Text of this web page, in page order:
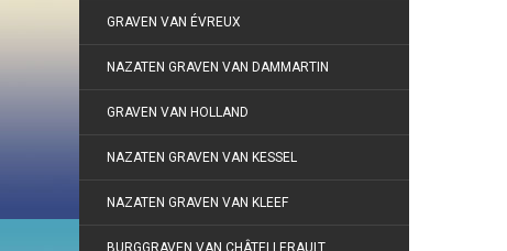
GRAVEN VAN ÉVREUX
NAZATEN GRAVEN VAN DAMMARTIN
GRAVEN VAN HOLLAND
NAZATEN GRAVEN VAN KESSEL
NAZATEN GRAVEN VAN KLEEF
BURGGRAVEN VAN CHÂTELLERAULT